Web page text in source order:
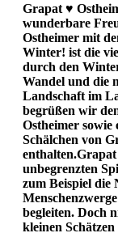
Grapat ♥
wunderbare
Ostheimer mit
Winter! ist die
durch den
Wandel und die
Landschaft im
begrüßen wir
Ostheimer sowie
Schälchen von
unbegrenzten
zum Beispiel die
begleiten. Doch
kleinen